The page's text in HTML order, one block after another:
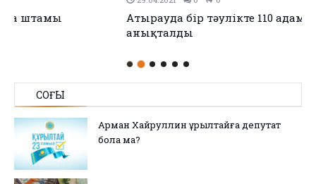
Атырауда бір тәулікте 110 адамнан коронавирус
СОҢҒЫ
Арман Хайруллин Құрылтайға депутат
бола ма?